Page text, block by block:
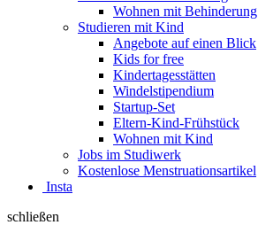
Wohnen mit Behinderung
Studieren mit Kind
Angebote auf einen Blick
Kids for free
Kindertagesstätten
Windelstipendium
Startup-Set
Eltern-Kind-Frühstück
Wohnen mit Kind
Jobs im Studiwerk
Kostenlose Menstruationsartikel
Insta
schließen